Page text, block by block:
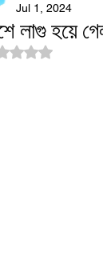
লাগু হয়ে
Jul 1, 2024
Rated NaN out